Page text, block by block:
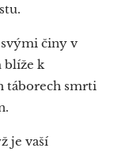
svými činy v
blíže k
táborech smrti
je vaší